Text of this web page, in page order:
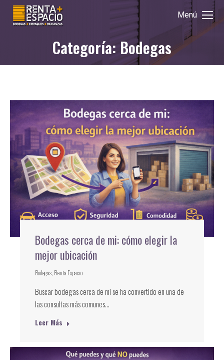
Menú
Categoría: Bodegas
Estás aquí:
Bodegas cerca de mi: cómo elegir la
mejor ubicación
Bodegas Renta Espacio
Buscar bodegas cerca de mi se ha convertido en una de
las consultas más comunes…
Leer Más